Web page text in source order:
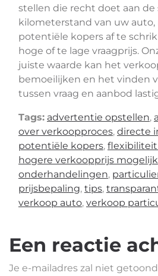
stellen die recht doet aan de
kilometerstand van uw auto,
potentiële kopers af te
hoge of te lage vraagprijs.
juiste waarde kan het
bemoeilijken en het vinden
tussen vraag en aanbod
Tags: advertentie opstellen,
over verkoopproces, directe
potentiële kopers,
hogere verkoopprijs mogelijk
onderhandelingen,
prijsbepaling, tips,
verkoop auto, verkoop
Een reactie
Je e-mailadres zal niet